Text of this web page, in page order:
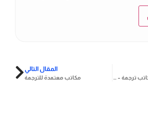
المقال التالي
مكاتب معتمدة للترجمة